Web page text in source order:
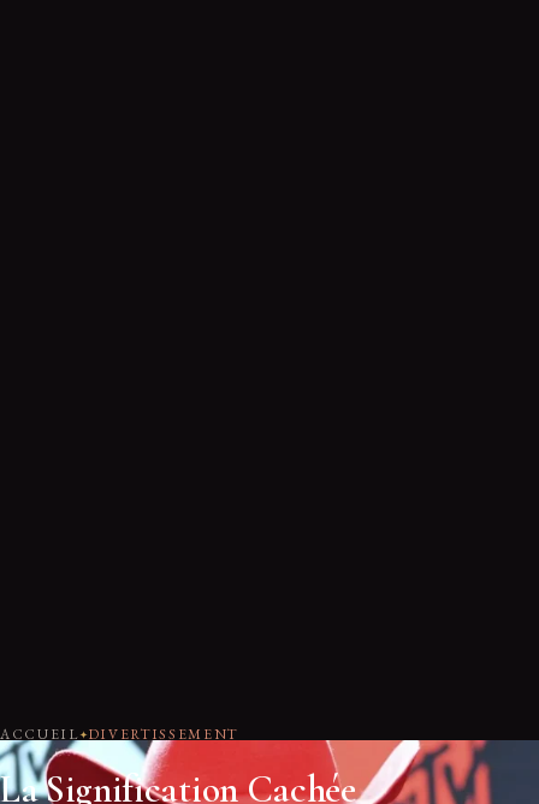
ACCUEIL DIVERTISSEMENT
La Signification Cachée